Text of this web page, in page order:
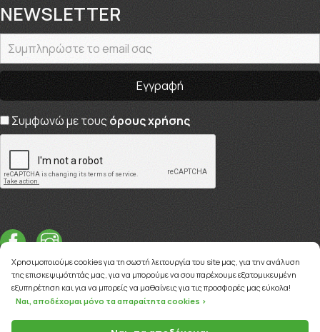
NEWSLETTER
Συμφωνώ με τους όρους χρήσης
Χρησιμοποιούμε cookies για τη σωστή λειτουργία του site μας, για την ανάλυση
της επισκεψιμότητάς μας, για να μπορούμε να σου παρέχουμε εξατομικευμένη
εξυπηρέτηση και για να μπορείς να μαθαίνεις για τις προσφορές μας εύκολα!
Ναι, αποδέχομαι μόνο τα απαραίτητα cookies >